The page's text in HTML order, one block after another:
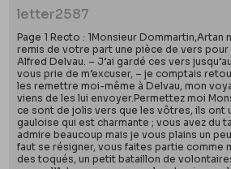
letter2587
Page 1 Recto : 1Monsieur Dommartin,Artan
remis de votre part une pièce de vers pour
Alfred Delvau. – J’ai gardé ces vers
vous prie de m’excuser, – je comptais
les remettre moi-même à Delvau, mon
viens de les lui envoyer.Permettez moi
ce sont de jolis vers que les vôtres, ils ont
gauloise qui est charmante ; vous avez du
admire beaucoup mais je vous plains un
faut se résigner, vous faites partie comme
des toqués, un petit bataillon de